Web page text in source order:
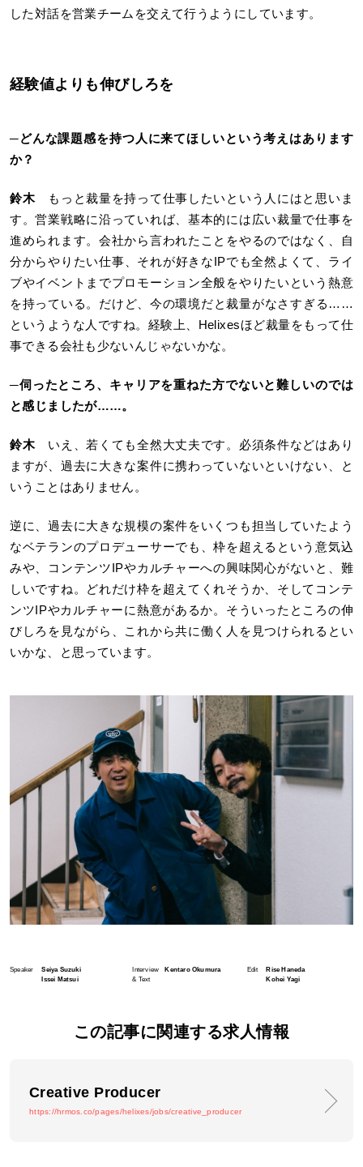
した対話を営業チームを交えて行うようにしています。
経験値よりも伸びしろを
─どんな課題感を持つ人に来てほしいという考えはあります
か？
鈴木もっと裁量を持って仕事したいという人にはと思いま
す。営業戦略に沿っていれば、基本的には広い裁量で仕事を
進められます。会社から言われたことをやるのではなく、自
分からやりたい仕事、それが好きなIPでも全然よくて、ライ
ブやイベントまでプロモーション全般をやりたいという熱意
を持っている。だけど、今の環境だと裁量がなさすぎる……
というような人ですね。経験上、Helixesほど裁量をもって仕
事できる会社も少ないんじゃないかな。
─伺ったところ、キャリアを重ねた方でないと難しいのでは
と感じましたが……。
鈴木いえ、若くても全然大丈夫です。必須条件などはあり
ますが、過去に大きな案件に携わっていないといけない、と
いうことはありません。
逆に、過去に大きな規模の案件をいくつも担当していたよう
なベテランのプロデューサーでも、枠を超えるという意気込
みや、コンテンツIPやカルチャーへの興味関心がないと、難
しいですね。どれだけ枠を超えてくれそうか、そしてコンテ
ンツIPやカルチャーに熱意があるか。そういったところの伸
びしろを見ながら、これから共に働く人を見つけられるとい
いかな、と思っています。
Speaker
Seiya Suzuki
Issei Matsui
Interview
& Text
Kentaro Okumura Edit
Rise Haneda
Kohei Yagi
この記事に関連する求人情報
Creative Producer
https://hrmos.co/pages/helixes/jobs/creative_producer